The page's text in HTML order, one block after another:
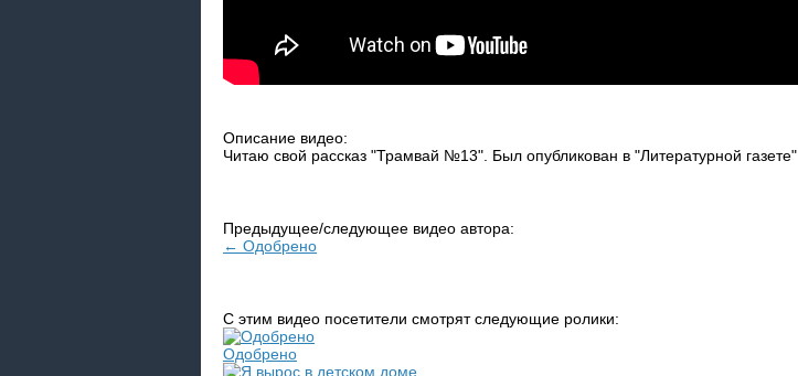
Описание видео:
Читаю свой рассказ "Трамвай №13". Был опубликован в "Литературной газете"
Предыдущее/следующее видео автора:
← Одобрено
С этим видео посетители смотрят следующие ролики:
Одобрено